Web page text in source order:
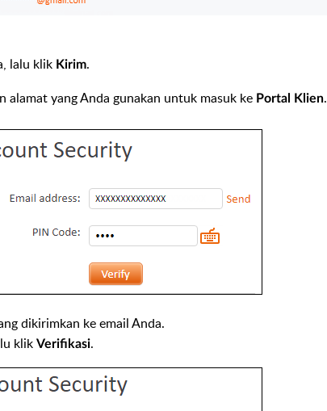
lalu klik Kirim.
alamat yang Anda gunakan untuk masuk ke Portal Klien.
dikirimkan ke email Anda.
klik Verifikasi.